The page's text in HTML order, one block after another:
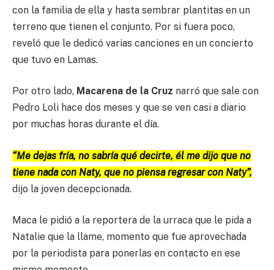
con la familia de ella y hasta sembrar plantitas en un
terreno que tienen el conjunto. Por si fuera poco,
reveló que le dedicó varias canciones en un concierto
que tuvo en Lamas.
Por otro lado, Macarena de la Cruz narró que sale con
Pedro Loli hace dos meses y que se ven casi a diario
por muchas horas durante el día.
“Me dejas fría, no sabría qué decirte, él me dijo que no
tiene nada con Naty, que no piensa regresar con Naty”,
dijo la joven decepcionada.
Maca le pidió a la reportera de la urraca que le pida a
Natalie que la llame, momento que fue aprovechada
por la periodista para ponerlas en contacto en ese